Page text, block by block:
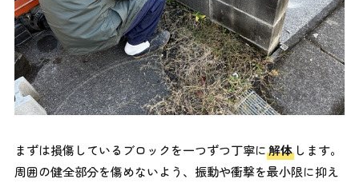
まずは損傷しているブロックを一つずつ丁寧に解体します。
周囲の健全部分を傷めないよう、振動や衝撃を最小限に抑え